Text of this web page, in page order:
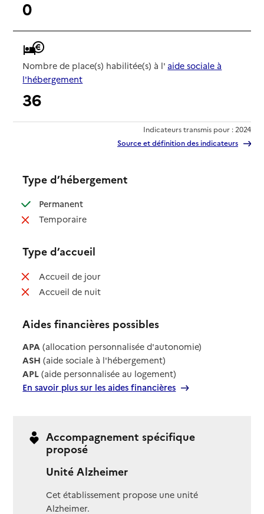
0
Nombre de place(s) habilitée(s) à l' aide sociale à
l'hébergement
36
Indicateurs transmis pour : 2024
Source et définition des indicateurs
Type d’hébergement
Permanent: disponible
Temporaire: non disponible
Type d’accueil
Accueil de jour: non disponible
Accueil de nuit: non disponible
Aides financières possibles
APA (allocation personnalisée d'autonomie)
ASH (aide sociale à l'hébergement)
APL (aide personnalisée au logement)
En savoir plus sur les aides financières
Accompagnement spécifique
proposé
Unité Alzheimer
Cet établissement propose une unité
Alzheimer.